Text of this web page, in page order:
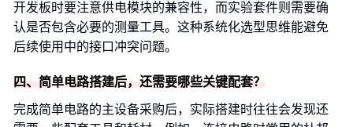
开发板时要注意供电模块的兼容性，而实验套件则需要确
认是否包含必要的测量工具。这种系统化选型思维能避免
后续使用中的接口冲突问题。
四、简单电路搭建后，还需要哪些关键配套？
完成简单电路的主设备采购后，实际搭建时往往会发现还